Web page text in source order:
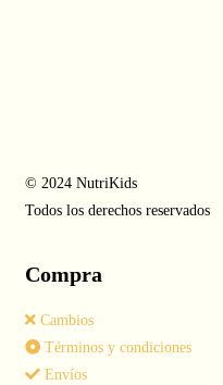
© 2024 NutriKids
Todos los derechos reservados
Compra
Cambios
Términos y condiciones
Envíos